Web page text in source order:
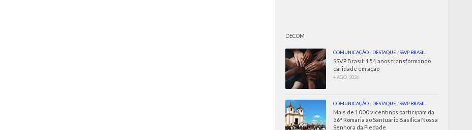
DECOM
COMUNICAÇÃO/ DESTAQUE /SSVP BRASIL
SSVP Brasil: 154 anos transformando
caridade em ação
4 AGO, 2026
COMUNICAÇÃO/ DESTAQUE /SSVP BRASIL
Mais de 1000 vicentinos participam da
56ª Romaria ao Santuário Basílica Nossa
Senhora da Piedade